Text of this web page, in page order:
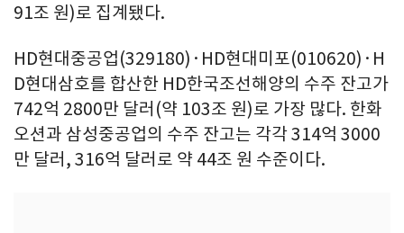
91조 원)로 집계됐다.
HD현대중공업(329180)·HD현대미포(010620)·H
D현대삼호를 합산한 HD한국조선해양의 수주 잔고가
742억 2800만 달러(약 103조 원)로 가장 많다. 한화
오션과 삼성중공업의 수주 잔고는 각각 314억 3000
만 달러, 316억 달러로 약 44조 원 수준이다.